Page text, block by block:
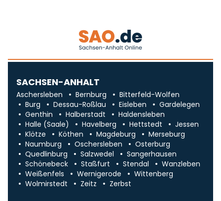
SACHSEN-ANHALT
Aschersleben Bernburg
Bitterfeld-Wolfen
Burg
Dessau-Roßlau Eisleben
Gardelegen
Genthin
Halberstadt
Haldensleben
Halle (Saale)
Havelberg Hettstedt
Jessen
Klötze
Köthen Magdeburg
Merseburg
Naumburg
Oschersleben
Osterburg
Quedlinburg
Salzwedel
Sangerhausen
Schönebeck
Staßfurt Stendal
Wanzleben
Weißenfels
Wernigerode
Wittenberg
Wolmirstedt
Zeitz Zerbst